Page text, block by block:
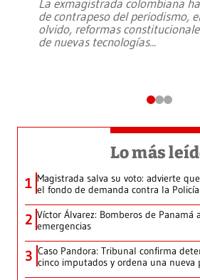
La exmagistrada colombiana
de contrapeso del periodismo,
olvido, reformas
de nuevas tecnologías...
Lo más
1 Magistrada salva su voto: advierte
el fondo de demanda contra la
2 Víctor Álvarez: Bomberos de Panamá
emergencias
3 Caso Pandora: Tribunal confirma
cinco imputados y ordena una nueva